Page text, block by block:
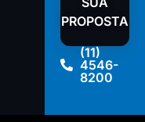
PROPOSTA
(11)
4546-
8200